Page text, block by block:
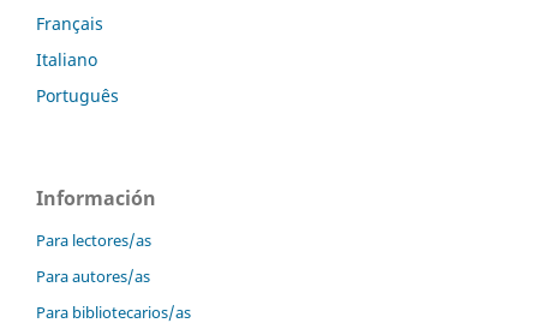
Français
Italiano
Português
Información
Para lectores/as
Para autores/as
Para bibliotecarios/as